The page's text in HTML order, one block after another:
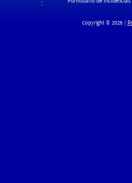
Copyright © 2026 |